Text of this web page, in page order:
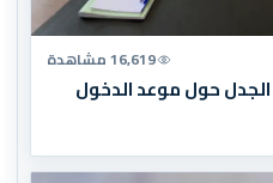
16,619 مشاهدة
الجدل حول موعد الدخول